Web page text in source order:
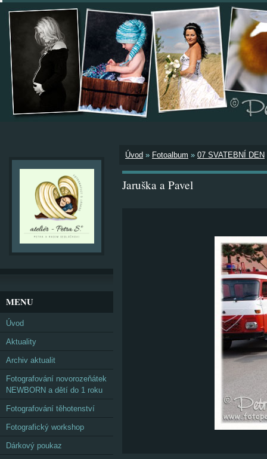
Úvod » Fotoalbum » 07 SVATEBNÍ DEN
Jaruška a Pavel
MENU
Úvod
Aktuality
Archiv aktualit
Fotografování novorozeňátek
NEWBORN a dětí do 1 roku
Fotografování těhotenství
Fotografický workshop
Dárkový poukaz